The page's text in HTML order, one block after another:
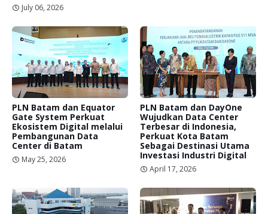
July 06, 2026
PLN Batam dan Equator
Gate System Perkuat
Ekosistem Digital melalui
Pembangunan Data
Center di Batam
May 25, 2026
PLN Batam dan DayOne
Wujudkan Data Center
Terbesar di Indonesia,
Perkuat Kota Batam
Sebagai Destinasi Utama
Investasi Industri Digital
April 17, 2026